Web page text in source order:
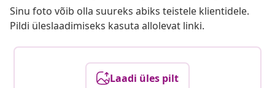
Sinu foto võib olla suureks abiks teistele klientidele.
Pildi üleslaadimiseks kasuta allolevat linki.
Laadi üles pilt